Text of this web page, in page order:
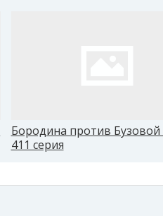
Бородина против Бузовой
411 серия